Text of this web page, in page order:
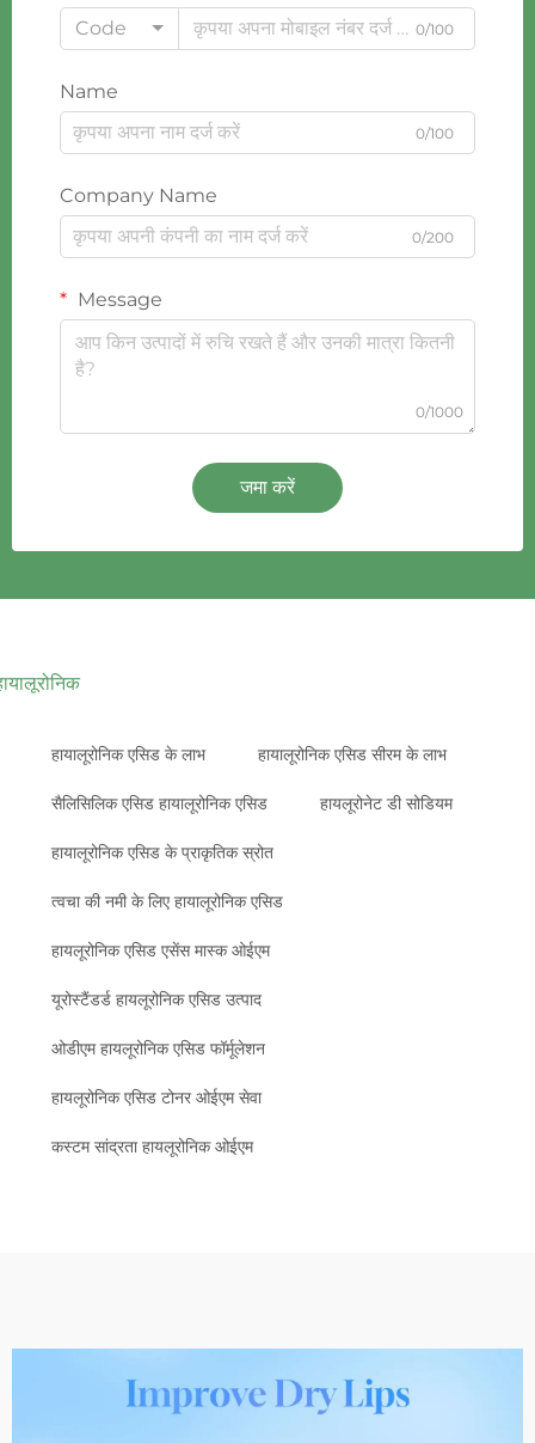
Code
0/100
Name
0/100
Company Name
0/200
Message
0/1000
जमा करें
हायालूरोनिक एसिड के लाभ हायालूरोनिक एसिड सीरम के लाभ
सैलिसिलिक एसिड हायालूरोनिक एसिड हायलूरोनेट डी सोडियम
हायालूरोनिक एसिड के प्राकृतिक स्रोत
त्वचा की नमी के लिए हायालूरोनिक एसिड
हायलूरोनिक एसिड एसेंस मास्क ओईएम
यूरोस्टैंडर्ड हायलूरोनिक एसिड उत्पाद
ओडीएम हायलूरोनिक एसिड फॉर्मूलेशन
हायलूरोनिक एसिड टोनर ओईएम सेवा
कस्टम सांद्रता हायलूरोनिक ओईएम